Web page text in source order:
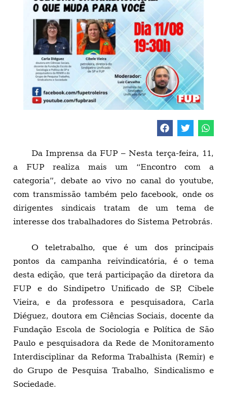
Da Imprensa da FUP – Nesta terça-feira, 11,
a FUP realiza mais um “Encontro com a
categoria”, debate ao vivo no canal do youtube,
com transmissão também pelo facebook, onde os
dirigentes sindicais tratam de um tema de
interesse dos trabalhadores do Sistema Petrobrás.
O teletrabalho, que é um dos principais
pontos da campanha reivindicatória, é o tema
desta edição, que terá participação da diretora da
FUP e do Sindipetro Unificado de SP, Cibele
Vieira, e da professora e pesquisadora, Carla
Diéguez, doutora em Ciências Sociais, docente da
Fundação Escola de Sociologia e Política de São
Paulo e pesquisadora da Rede de Monitoramento
Interdisciplinar da Reforma Trabalhista (Remir) e
do Grupo de Pesquisa Trabalho, Sindicalismo e
Sociedade.